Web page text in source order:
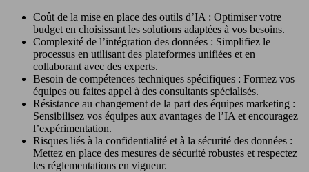
Coût de la mise en place des outils d’IA : Optimiser votre
budget en choisissant les solutions adaptées à vos besoins.
Complexité de l’intégration des données : Simplifiez le
processus en utilisant des plateformes unifiées et en
collaborant avec des experts.
Besoin de compétences techniques spécifiques : Formez vos
équipes ou faites appel à des consultants spécialisés.
Résistance au changement de la part des équipes marketing :
Sensibilisez vos équipes aux avantages de l’IA et encouragez
l’expérimentation.
Risques liés à la confidentialité et à la sécurité des données :
Mettez en place des mesures de sécurité robustes et respectez
les réglementations en vigueur.